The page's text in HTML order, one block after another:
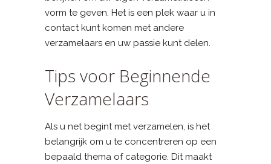
vorm te geven. Het is een plek waar u in
contact kunt komen met andere
verzamelaars en uw passie kunt delen.
Tips voor Beginnende
Verzamelaars
Als u net begint met verzamelen, is het
belangrijk om u te concentreren op een
bepaald thema of categorie. Dit maakt